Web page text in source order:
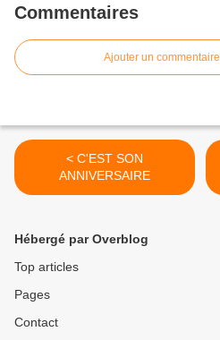
Commentaires
Ajouter un commentaire
< C'EST SON
ANNIVERSAIRE
Hébergé par Overblog
Top articles
Pages
Contact